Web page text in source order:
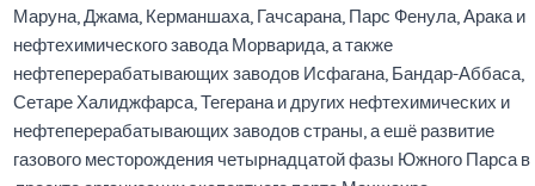
Маруна, Джама, Керманшаха, Гачсарана, Парс Фенула, Арака и
нефтехимического завода Морварида, а также
нефтеперерабатывающих заводов Исфагана, Бандар-Аббаса,
Сетаре Халиджфарса, Тегерана и других нефтехимических и
нефтеперерабатывающих заводов страны, а ешё развитие
газового месторождения четырнадцатой фазы Южного Парса в